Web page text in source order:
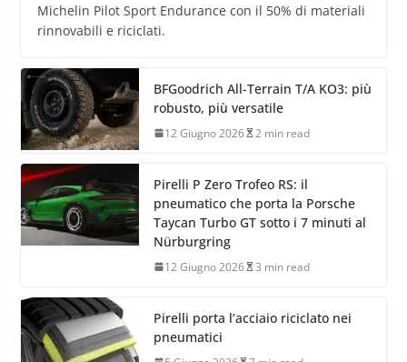
Michelin Pilot Sport Endurance con il 50% di materiali
rinnovabili e riciclati.
BFGoodrich All-Terrain T/A KO3: più
robusto, più versatile
12 Giugno 2026 2 min read
Pirelli P Zero Trofeo RS: il
pneumatico che porta la Porsche
Taycan Turbo GT sotto i 7 minuti al
Nürburgring
12 Giugno 2026 3 min read
Pirelli porta l’acciaio riciclato nei
pneumatici